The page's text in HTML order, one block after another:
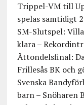
Trippel-VM till
spelas samtidigt
SM-Slutspel:
klara –
Åttondelsfinal:
Frillesås BK och
Svenska
barn – Snöharen